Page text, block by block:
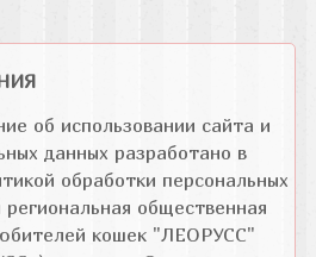
об использовании сайта и
данных разработано в
обработки персональных
общественная
кошек "ЛЕОРУСС"